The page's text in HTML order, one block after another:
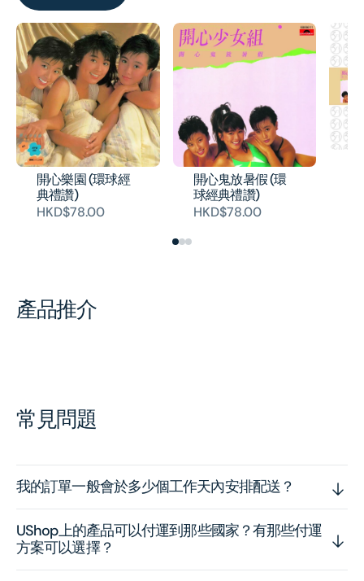
開心樂園 (環球經
典禮讚)
HKD$78.00
開心鬼放暑假 (環
球經典禮讚)
HKD$78.00
產品推介
常見問題
我的訂單一般會於多少個工作天內安排配送？
UShop上的產品可以付運到那些國家？有那些付運
方案可以選擇？